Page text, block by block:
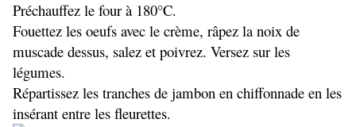
Préchauffez le four à 180°C.
Fouettez les oeufs avec le crème, râpez la noix de
muscade dessus, salez et poivrez. Versez sur les
légumes.
Répartissez les tranches de jambon en chiffonnade en les
insérant entre les fleurettes.